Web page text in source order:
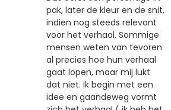
pak, later de kleur en de snit,
indien nog steeds relevant
voor het verhaal. Sommige
mensen weten van tevoren
al precies hoe hun verhaal
gaat lopen, maar mij lukt
dat niet. Ik begin met een
idee en gaandeweg vormt